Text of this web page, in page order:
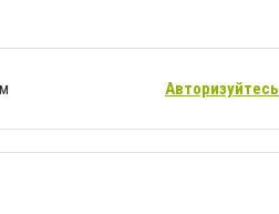
Авторизуйтесь